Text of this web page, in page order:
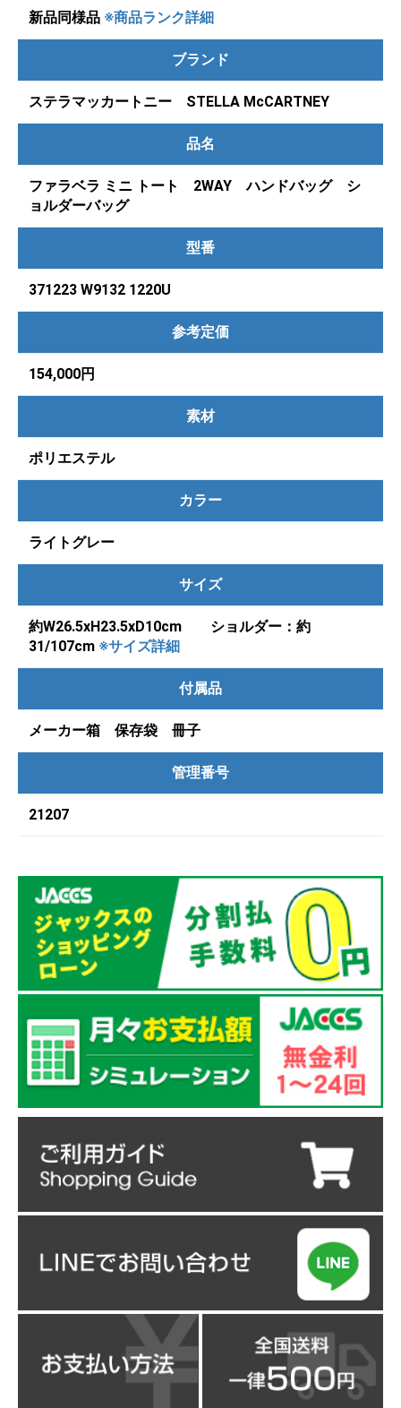
新品同様品 ※商品ランク詳細
ブランド
ステラマッカートニー STELLA McCARTNEY
品名
ファラベラ ミニ トート 2WAY ハンドバッグ シ
ョルダーバッグ
型番
371223 W9132 1220U
参考定価
154,000円
素材
ポリエステル
カラー
ライトグレー
サイズ
約W26.5xH23.5xD10cm ショルダー：約
31/107cm ※サイズ詳細
付属品
メーカー箱 保存袋 冊子
管理番号
21207